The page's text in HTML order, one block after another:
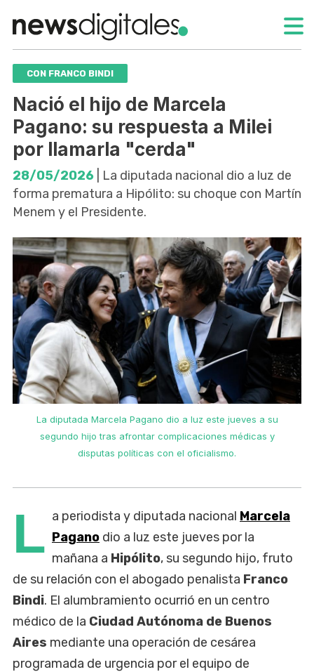
CON FRANCO BINDI
Nació el hijo de Marcela
Pagano: su respuesta a Milei
por llamarla "cerda"
28/05/2026 | La diputada nacional dio a luz de
forma prematura a Hipólito: su choque con Martín
Menem y el Presidente.
La diputada Marcela Pagano dio a luz este jueves a su
segundo hijo tras afrontar complicaciones médicas y
disputas políticas con el oficialismo.
L a periodista y diputada nacional Marcela
Pagano dio a luz este jueves por la
mañana a Hipólito, su segundo hijo, fruto
de su relación con el abogado penalista Franco
Bindi. El alumbramiento ocurrió en un centro
médico de la Ciudad Autónoma de Buenos
Aires mediante una operación de cesárea
programada de urgencia por el equipo de